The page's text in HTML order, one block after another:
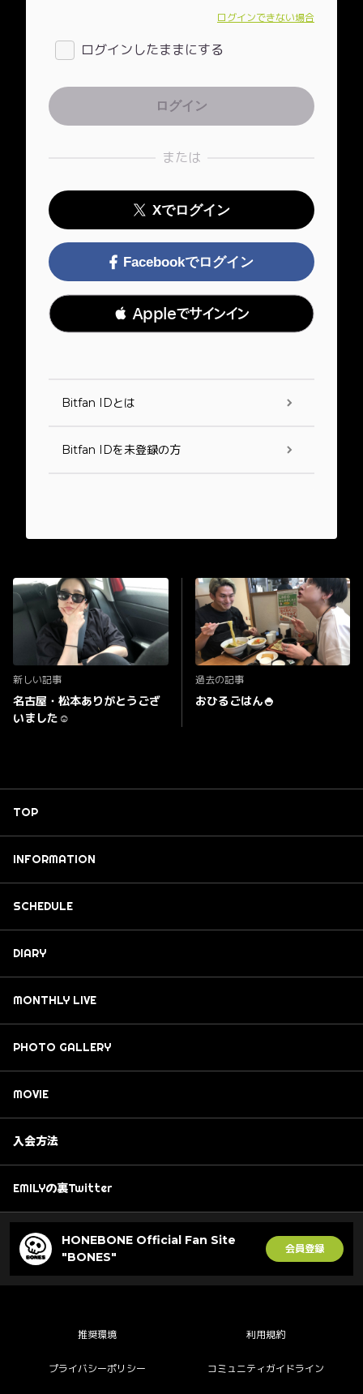
ログインできない場合
ログインしたままにする
または
Xでログイン
Facebookでログイン
 Appleでサインイン
Bitfan IDとは
Bitfan IDを未登録の方
新しい記事
名古屋・松本ありがとうござ
いました☺︎
過去の記事
おひるごはん🍚
TOP
INFORMATION
SCHEDULE
DIARY
MONTHLY LIVE
PHOTO GALLERY
MOVIE
入会方法
EMILYの裏Twitter
HONEBONE Official Fan Site
"BONES"
会員登録
推奨環境 利用規約
プライバシーポリシー コミュニティガイドライン